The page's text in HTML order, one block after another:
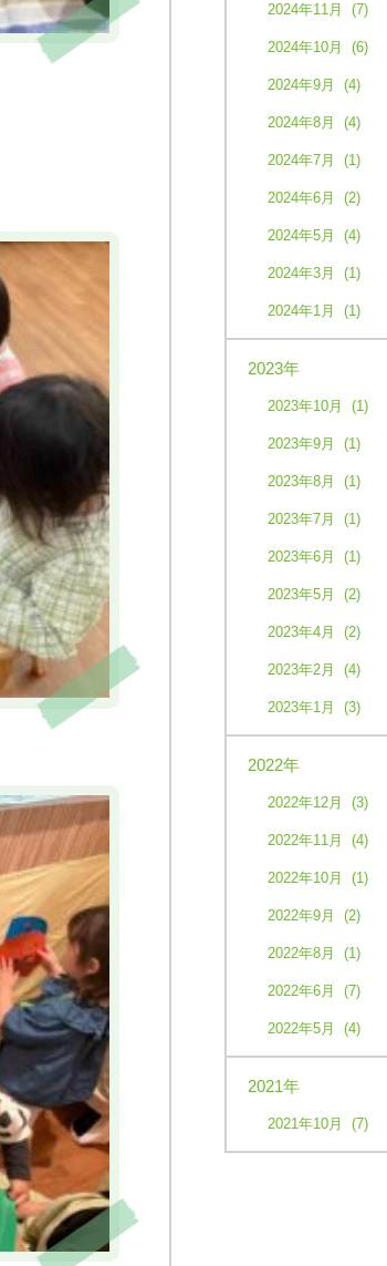
2024年11月 (7)
2024年10月 (6)
2024年9月 (4)
2024年8月 (4)
2024年7月 (1)
2024年6月 (2)
2024年5月 (4)
2024年3月 (1)
2024年1月 (1)
2023年
2023年10月 (1)
2023年9月 (1)
2023年8月 (1)
2023年7月 (1)
2023年6月 (1)
2023年5月 (2)
2023年4月 (2)
2023年2月 (4)
2023年1月 (3)
2022年
2022年12月 (3)
2022年11月 (4)
2022年10月 (1)
2022年9月 (2)
2022年8月 (1)
2022年6月 (7)
2022年5月 (4)
2021年
2021年10月 (7)